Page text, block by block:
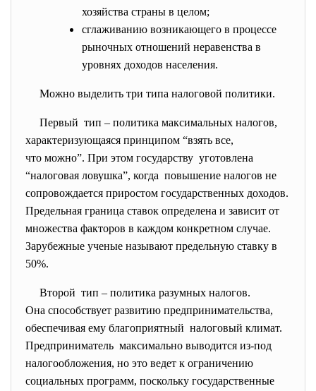
хозяйства страны в целом;
сглаживанию возникающего в процессе
рыночных отношений неравенства в
уровнях доходов населения.
Можно выделить три типа налоговой политики.
Первый тип – политика максимальных налогов,
характеризующаяся принципом “взять все,
что можно”. При этом государству уготовлена
“налоговая ловушка”, когда повышение налогов не
сопровождается приростом государственных доходов.
Предельная граница ставок определена и зависит от
множества факторов в каждом конкретном случае.
Зарубежные ученые называют предельную ставку в
50%.
Второй тип – политика разумных налогов.
Она способствует развитию предпринимательства,
обеспечивая ему благоприятный налоговый климат.
Предприниматель максимально выводится из-под
налогообложения, но это ведет к ограничению
социальных программ, поскольку государственные